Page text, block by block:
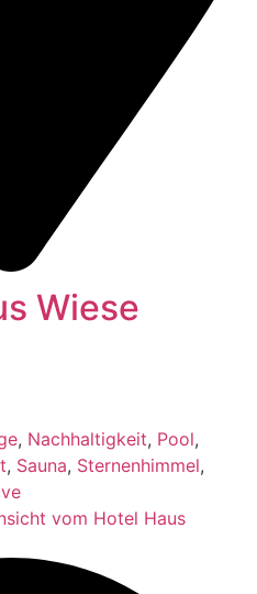
Wiese
, Nachhaltigkeit, Pool,
, Sauna, Sternenhimmel,